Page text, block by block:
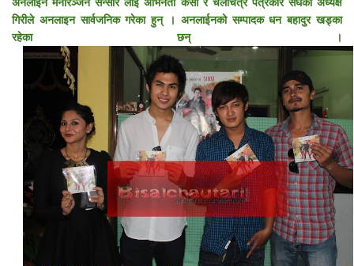
गिरीले अनलाइन सार्वजनिक गरेका हुन् । अनलाईनको सम्पादक धन बहादुर खड्का
रहेका छन् ।